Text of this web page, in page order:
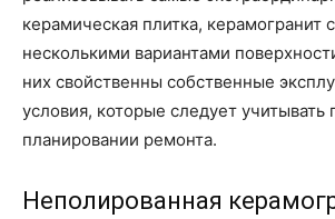
керамическая плитка, керамогранит
несколькими вариантами
них свойственны собственные
условия, которые следует учитывать
планировании ремонта.
Неполированная